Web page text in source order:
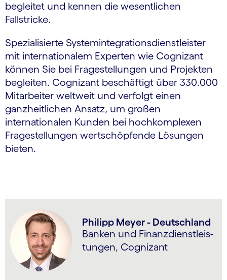
begleitet und kennen die wesentlichen
Fallstricke.
Spezialisierte Systemintegrationsdienstleister
mit internationalem Experten wie Cognizant
können Sie bei Fragestellungen und Projekten
begleiten. Cognizant beschäftigt über 330.000
Mitarbeiter weltweit und verfolgt einen
ganzheitlichen Ansatz, um großen
internationalen Kunden bei hochkomplexen
Fragestellungen wertschöpfende Lösungen
bieten.
Philipp Meyer - Deutschland
Banken und Finanzdienst­leis­
tungen, Cognizant